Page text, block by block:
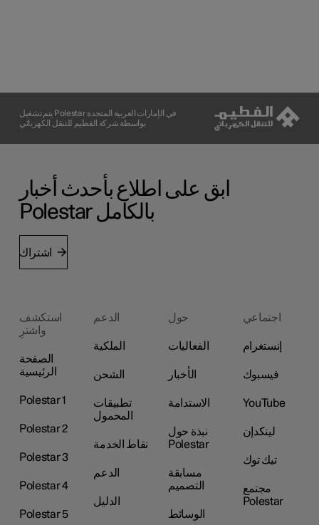
يتم تشغيل Polestar في الإمارات العربية المتحدة
بواسطة شركة الفطيم للتنقل الكهربائي
ابق على اطلاع بأحدث أخبار
Polestar بالكامل
اشتراك
استكشف
واشترِ
الصفحة
الرئيسية
Polestar 1
Polestar 2
Polestar 3
Polestar 4
Polestar 5
الدعم
الملكية
الشحن
تطبيقات
المحمول
نقاط الخدمة
الدعم
الدليل
حول
الفعاليات
الأخبار
الاستدامة
نبذة حول
Polestar
مسابقة
التصميم
الوسائط
اجتماعي
إنستغرام
فيسبوك
YouTube
لينكدإن
تيك توك
مجتمع
Polestar